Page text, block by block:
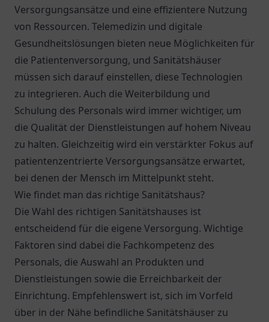
Versorgungsansätze und eine effizientere Nutzung
von Ressourcen. Telemedizin und digitale
Gesundheitslösungen bieten neue Möglichkeiten für
die Patientenversorgung, und Sanitätshäuser
müssen sich darauf einstellen, diese Technologien
zu integrieren. Auch die Weiterbildung und
Schulung des Personals wird immer wichtiger, um
die Qualität der Dienstleistungen auf hohem Niveau
zu halten. Gleichzeitig wird ein verstärkter Fokus auf
patientenzentrierte Versorgungsansätze erwartet,
bei denen der Mensch im Mittelpunkt steht.
Wie findet man das richtige Sanitätshaus?
Die Wahl des richtigen Sanitätshauses ist
entscheidend für die eigene Versorgung. Wichtige
Faktoren sind dabei die Fachkompetenz des
Personals, die Auswahl an Produkten und
Dienstleistungen sowie die Erreichbarkeit der
Einrichtung. Empfehlenswert ist, sich im Vorfeld
über in der Nähe befindliche Sanitätshäuser zu